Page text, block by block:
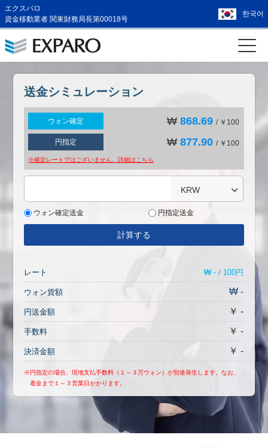
エクスパロ
資金移動業者 関東財務局長第00018号
한국어
送金シミュレーション
ウォン確定 ₩868.69 / ￥100
円指定 ₩877.90 / ￥100
※確定レートではございません。詳細は こちら
KRW
ウォン確定送金 円指定送金
計算する
レート ₩ - / 100円
ウォン貨額 ₩ -
円送金額 ￥ -
手数料 ￥ -
決済金額 ￥ -
※円指定の場合、現地支払手数料（１～３万ウォン）が別途発生します。なお、
着金まで１～３営業日かかります。